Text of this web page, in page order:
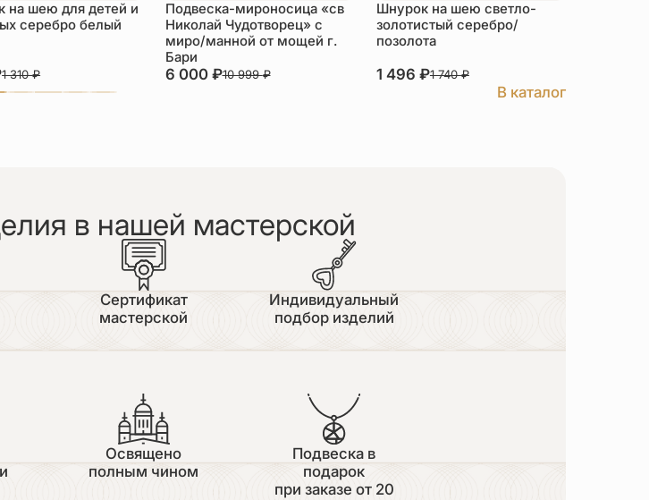
на шею для детей и
серебро белый
1 310₽
Подвеска-мироносица «св
Николай Чудотворец» с
миро/манной от мощей г.
Бари
6 000 ₽10 999₽
Шнурок на шею светло-
золотистый серебро/
позолота
1 496 ₽1 740₽
В каталог
в нашей мастерской
Сертификат
мастерской
Индивидуальный
подбор изделий
Освящено
полным чином
Подвеска в
подарок
при заказе от 20